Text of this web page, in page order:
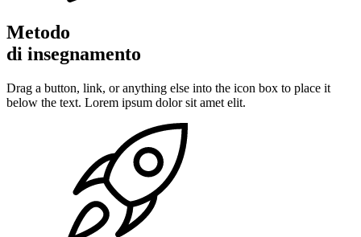
Metodo
di insegnamento
Drag a button, link, or anything else into the icon box to place it
below the text. Lorem ipsum dolor sit amet elit.